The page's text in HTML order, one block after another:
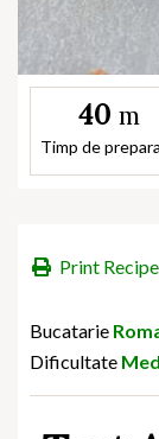
40 m
Timp de
Print Recipe
Bucatarie
Dificultate